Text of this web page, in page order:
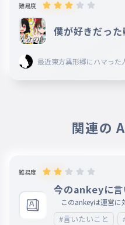
難易度
僕が好きだっ
最近東方異形郷にハマっ
関連の
難易度
今のankeyに言
このankeyは運営に
ことを書いただけで
ントは控えてくださ
#言いたいこと